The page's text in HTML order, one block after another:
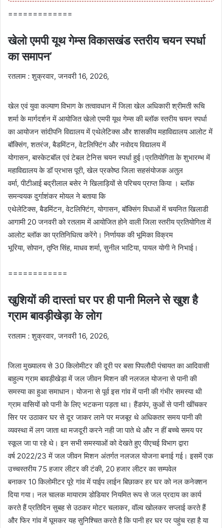
=============
खेलो एमपी यूथ गेम्स विकासखंड स्तरीय चयन स्पर्धा
का समापन’
रतलाम : शुक्रवार, जनवरी 16, 2026,
खेल एवं युवा कल्याण विभाग के तत्वावधान में जिला खेल अधिकारी श्रीमती रूचि
शर्मा के मार्गदर्शन में आयोजित खेलो एमपी यूथ गेम्स की ब्लॉक स्तरीय चयन स्पर्धा
का आयोजन सांदीपनि विद्यालय में एथेलेटिक्स और शासकीय महाविद्यालय आलोट में
बॉक्सिंग, शतरंज, बैडमिंटन, वेटलिफ्टिंग और नवोदय विद्यालय में
योगासन, बास्केटबॉल एवं टेबल टेनिस चयन स्पर्धा हुई।प्रतियोगिता के शुभारम्भ में
महाविद्यालय के डॉ प्रभास पूरी, खेल प्रकोष्ठ जिला सहसंयोजक अतुल
वर्मा, पीटीआई बद्रीलाल बसेर ने खिलाड़ियों से परिचय प्राप्त किया । ब्लॉक
समन्वयक दुर्गाशंकर मोयल ने बताया कि
एथेलेटिक्स, बैडमिंटन, वेटलिफ्टिंग, योगासन, बॉक्सिंग विधाओं में चयनित खिलाडी
आगामी 20 जनवरी को रतलाम में आयोजित होने वाली जिला स्तरीय प्रतियोगिता में
आलोट ब्लॉक का प्रतिनिधित्व करेंगे। निर्णायक की भूमिका विक्रम
भूरिया, सोपान, तृप्ति सिंह, माधव शर्मा, सुनील भाटिया, पायल योगी ने निभाई।
============
खुशियों की दास्तां घर पर ही पानी मिलने से खुश है
ग्राम बावड़ीखेड़ा के लोग
रतलाम : शुक्रवार, जनवरी 16, 2026,
जिला मुख्यालय से 30 किलोमीटर की दूरी पर बसा पिपलौदी पंचायत का आदिवासी
बाहुल्य ग्राम बावड़ीखेड़ा में जल जीवन मिशन की नलजल योजना से पानी की
समस्या का हुआ समाधान। योजना से पूर्व इस गांव में पानी की गंभीर समस्या थी
ग्राम वासियों को पानी के लिए भटकना पड़ता था। हैंडपंप, कुओं से पानी खींचकर
सिर पर उठाकर घर से दूर जाकर लाने पर मजबूर थे अधिकतर समय पानी की
व्यवस्था में लग जाता था मजदूरी करने नही जा पाते थे और न हीं बच्चे समय पर
स्कूल जा पा रहे थे। इन सभी समस्याओं को देखते हुए पीएचई विभाग द्वारा
वर्ष 2022/23 में जल जीवन मिशन अंतर्गत नलजल योजना बनाई गई। इसमें एक
उच्चस्तरीय 75 हजार लीटर की टंकी, 20 हजार लीटर का सम्पवेल
बनाकर 10 किलोमीटर पूरे गांव में पाईप लाईन बिछाकर हर घर को नल कनेक्शन
दिया गया। नल चालक मायाराम डोडियार नियमित रूप से जल प्रदाय का कार्य
करते हैं प्रतिदिन सुबह से उठकर मोटर चलाकर, वॉल्व खोलकर सप्लाई करते हैं
और फिर गांव में घूमकर यह सुनिश्चित करते है कि पानी हर घर पर पहुंच रहा है या